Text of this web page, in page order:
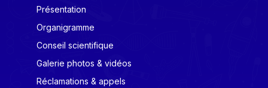
Présentation
Organigramme
Conseil scientifique
Galerie photos & vidéos
Réclamations & appels